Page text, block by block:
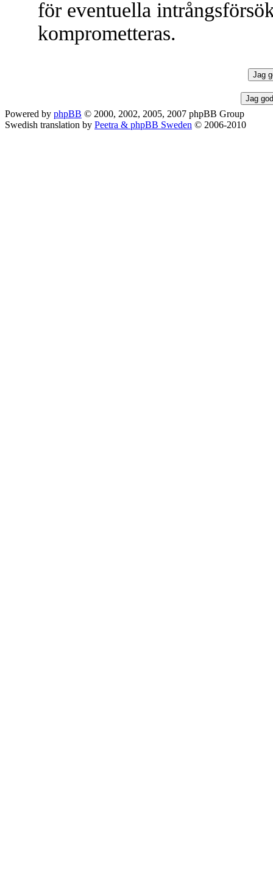
för eventuella
komprometteras.
Powered by phpBB © 2000, 2002, 2005, 2007 phpBB Group
Swedish translation by Peetra & phpBB Sweden © 2006-2010